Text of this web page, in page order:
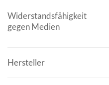
Widerstandsfähigkeit
gegen Medien
Hersteller